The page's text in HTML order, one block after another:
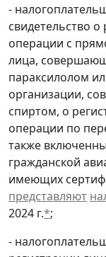
-
свидетельство
операции с
лица,
параксилолом
организации,
спиртом, о
операции по
также
гражданской
имеющих
представляют
2024 г.*;
-